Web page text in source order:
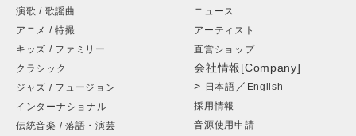
演歌 / 歌謡曲
アニメ / 特撮
キッズ / ファミリー
クラシック
ジャズ / フュージョン
インターナショナル
伝統音楽 / 落語・演芸
ニュース
アーティスト
直営ショップ
会社情報[Company]
> 日本語 ／ English
採用情報
音源使用申請